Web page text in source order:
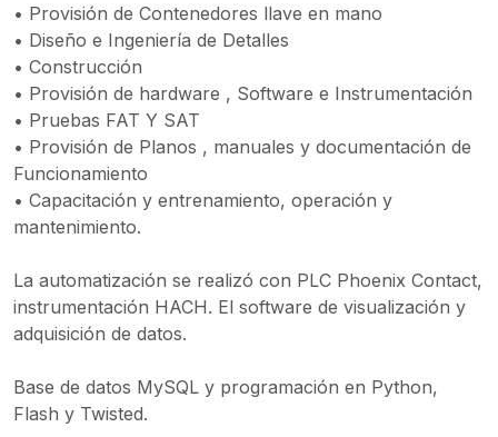
• Provisión de Contenedores llave en mano
• Diseño e Ingeniería de Detalles
• Construcción
• Provisión de hardware , Software e Instrumentación
• Pruebas FAT Y SAT
• Provisión de Planos , manuales y documentación de
Funcionamiento
• Capacitación y entrenamiento, operación y
mantenimiento.
La automatización se realizó con PLC Phoenix Contact,
instrumentación HACH. El software de visualización y
adquisición de datos.
Base de datos MySQL y programación en Python,
Flash y Twisted.